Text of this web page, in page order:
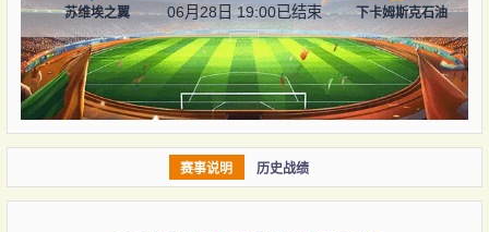
苏维埃之翼 06月28日 19:00已结束 下卡姆斯克石油
赛事说明 历史战绩